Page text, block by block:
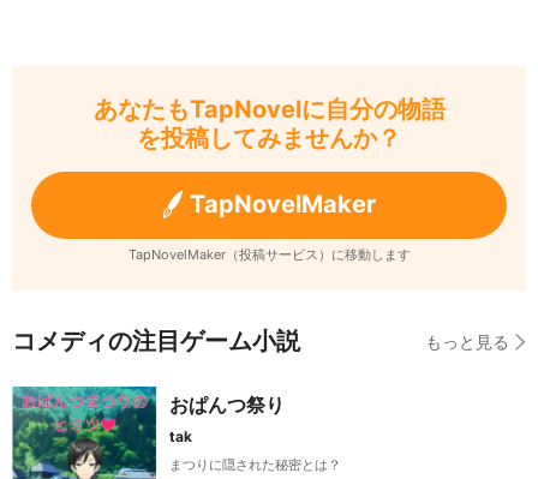
あなたもTapNovelに自分の物語
を投稿してみませんか？
TapNovelMaker
TapNovelMaker（投稿サービス）に移動します
コメディの注目ゲーム小説 もっと見る
おぱんつ祭り
tak
まつりに隠された秘密とは？